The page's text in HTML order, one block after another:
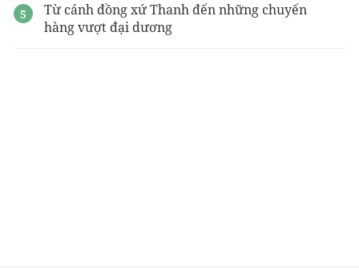
Từ cánh đồng xứ Thanh đến những chuyến
hàng vượt đại dương